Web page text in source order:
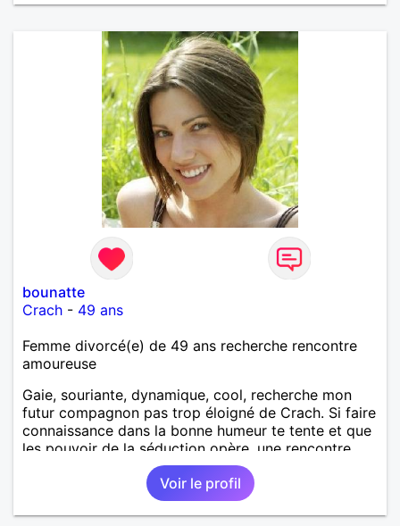
bounatte
Crach - 49 ans
Femme divorcé(e) de 49 ans recherche rencontre
amoureuse
Gaie, souriante, dynamique, cool, recherche mon
futur compagnon pas trop éloigné de Crach. Si faire
connaissance dans la bonne humeur te tente et que
les pouvoir de la séduction opère, une rencontre
galante s'imposera !
Voir le profil